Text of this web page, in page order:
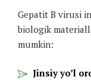
Gepatit B virusi
biologik
mumkin:
Jinsiy yo’l